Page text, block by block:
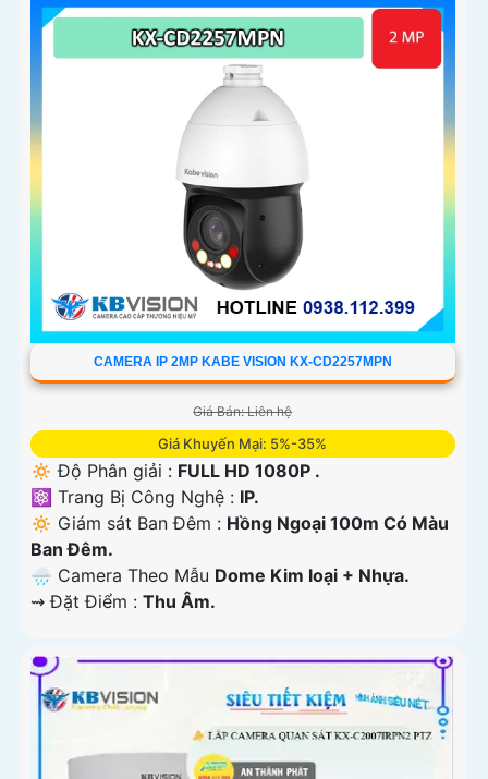
CAMERA IP 2MP KABE VISION KX-CD2257MPN
Giá Bán: Liên hệ
Giá Khuyến Mại: 5%-35%
🔅 Độ Phân giải : FULL HD 1080P .
⚛️ Trang Bị Công Nghệ : IP.
🔅 Giám sát Ban Đêm : Hồng Ngoại 100m Có Màu
Ban Ðêm.
🌧️ Camera Theo Mẫu Dome Kim loại + Nhựa.
️⇝ Đặt Điểm : Thu Âm.